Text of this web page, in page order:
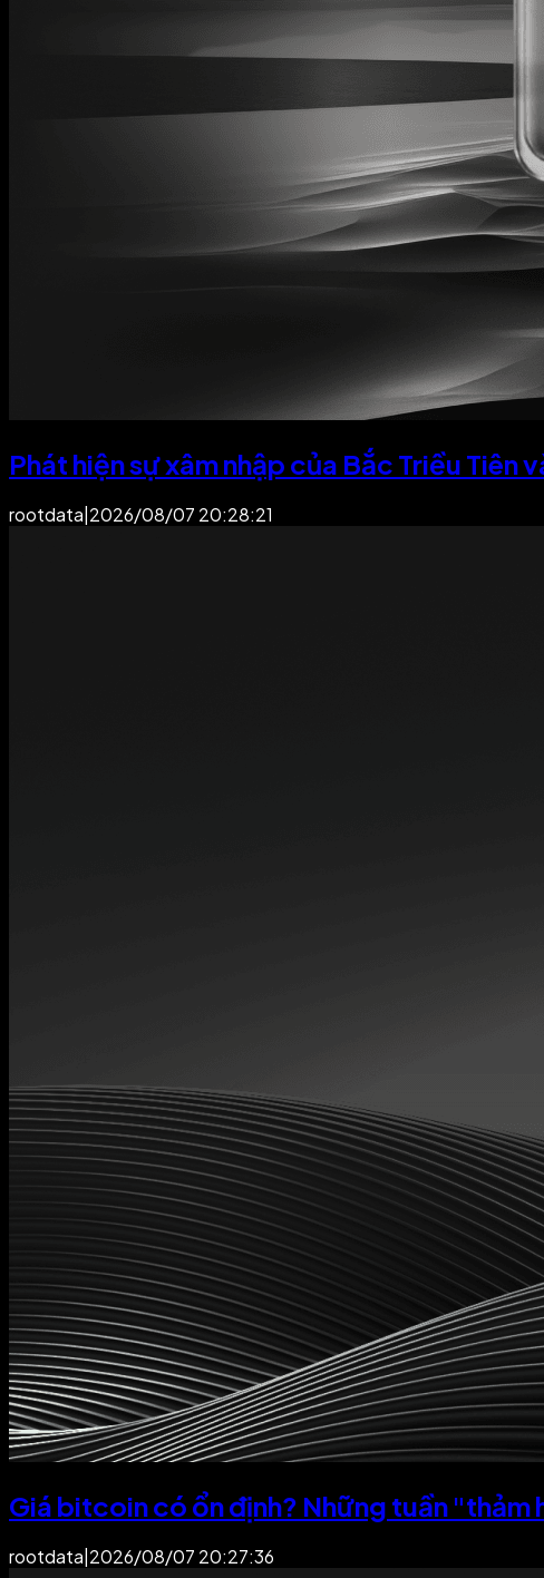
Phát hiện sự xâm nhập của Bắc Triều
rootdata|2026/08/07 20:28:21
Giá bitcoin có ổn định? Những tuần "thảm
rootdata|2026/08/07 20:27:36